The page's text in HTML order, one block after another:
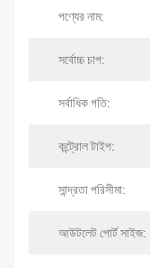
পণ্যের নাম:
সর্বোচ্চ চাপ:
সর্বাধিক গতি:
কন্ট্রোল টাইপ:
সান্দ্রতা পরিসীমা:
আউটলেট পোর্ট সাইজ: